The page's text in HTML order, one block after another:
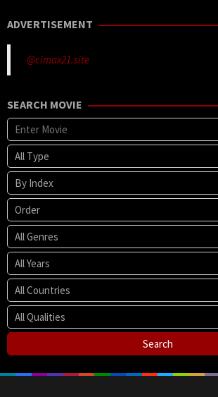
ADVERTISEMENT
@cimax21.site
SEARCH MOVIE